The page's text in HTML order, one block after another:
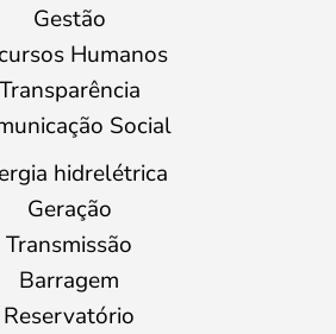
Gestão
Humanos
Transparência
Social
hidrelétrica
Geração
Transmissão
Barragem
Reservatório